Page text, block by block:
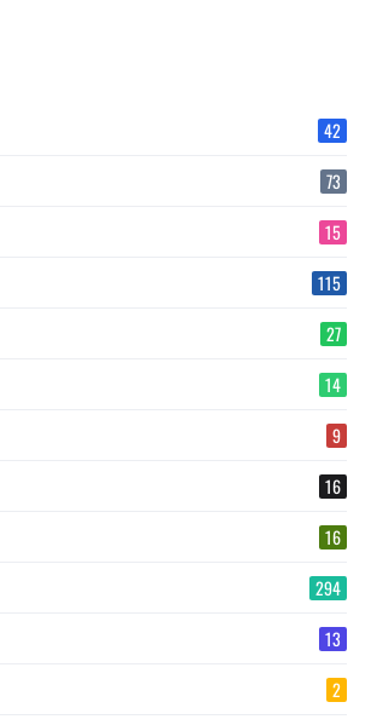
42
73
15
115
27
14
9
16
16
294
13
2